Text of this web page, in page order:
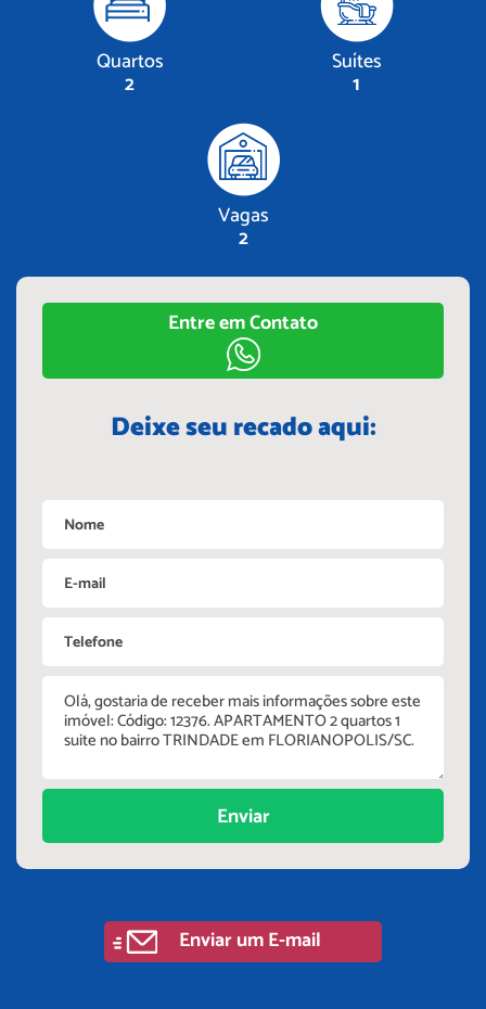
Quartos
2
Suítes
1
Vagas
2
Entre em Contato
Deixe seu recado aqui:
Enviar
Enviar um E-mail